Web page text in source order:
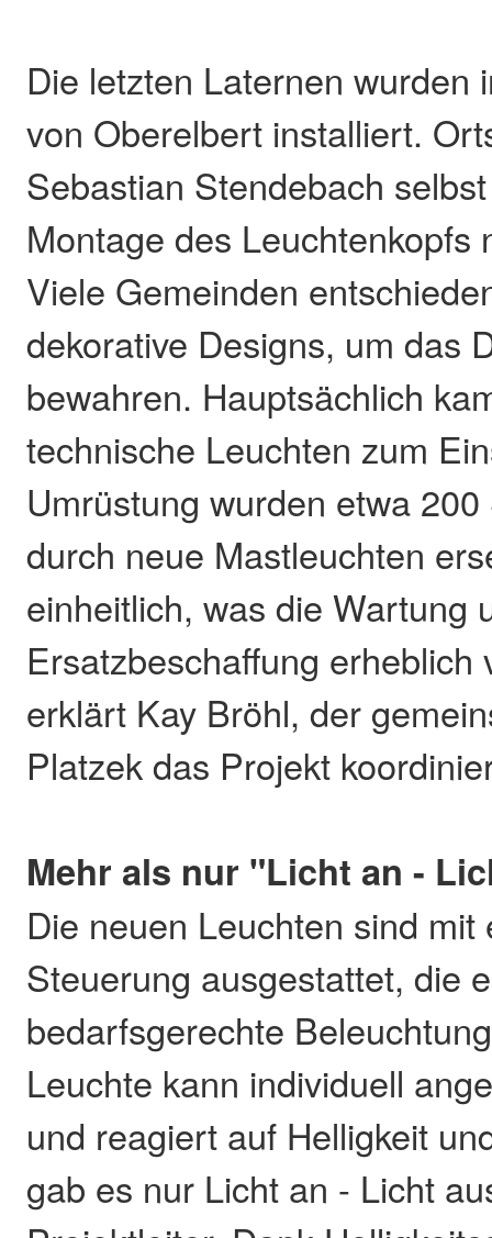
Die letzten Laternen wurden
von Oberelbert installiert.
Sebastian Stendebach
Montage des Leuchtenkopfs
Viele Gemeinden
dekorative Designs, um das
bewahren. Hauptsächlich
technische Leuchten zum
Umrüstung wurden etwa
durch neue Mastleuchten
einheitlich, was die Wartung
Ersatzbeschaffung erheblich
erklärt Kay Bröhl, der
Platzek das Projekt
Mehr als nur "Licht an -
Die neuen Leuchten sind mit
Steuerung ausgestattet, die
bedarfsgerechte
Leuchte kann individuell
und reagiert auf Helligkeit
gab es nur Licht an - Licht